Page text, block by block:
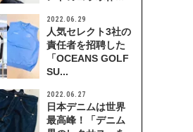
2022.06.29
人気セレクト3社の
責任者を招聘した
「OCEANS GOLF
SU...
2022.06.27
日本デニムは世界
最高峰！「デニム